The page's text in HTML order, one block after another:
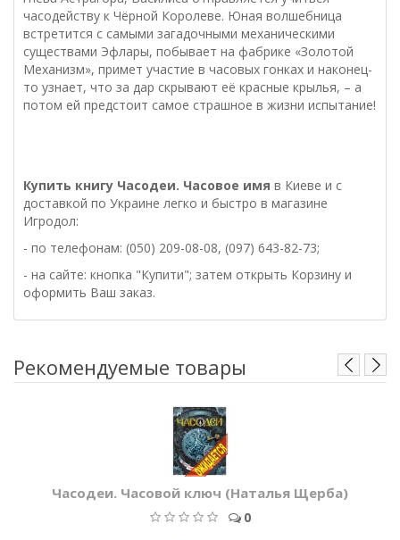
часодейству к Чёрной Королеве. Юная волшебница
встретится с самыми загадочными механическими
существами Эфлары, побывает на фабрике «Золотой
Механизм», примет участие в часовых гонках и наконец-
то узнает, что за дар скрывают её красные крылья, – а
потом ей предстоит самое страшное в жизни испытание!
Купить книгу Часодеи. Часовое имя в Киеве и с
доставкой по Украине легко и быстро в магазине
Игродол:
- по телефонам: (050) 209-08-08, (097) 643-82-73;
- на сайте: кнопка "Купити"; затем открыть Корзину и
оформить Ваш заказ.
Рекомендуемые товары
Часодеи. Часовой ключ (Наталья Щерба)
0